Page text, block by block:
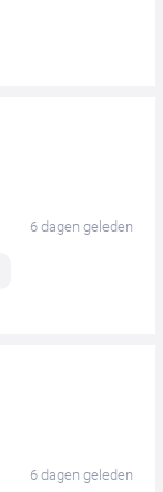
6 dagen geleden
6 dagen geleden